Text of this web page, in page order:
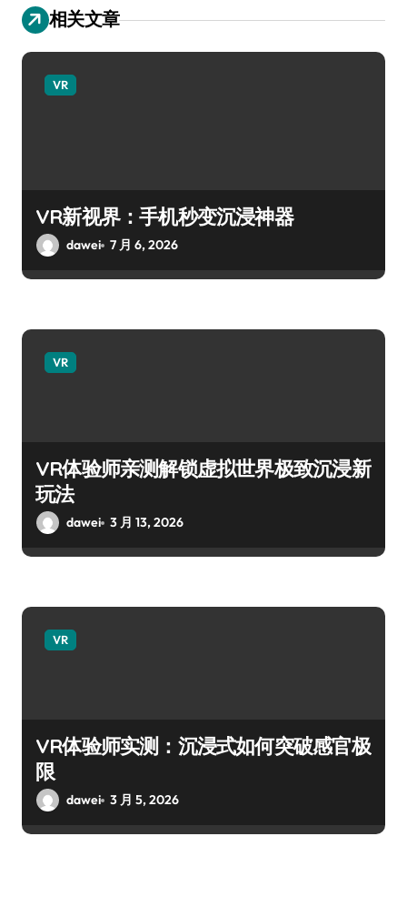
相关文章
VR
VR新视界：手机秒变沉浸神器
dawei 7 月 6, 2026
VR
VR体验师亲测解锁虚拟世界极致沉浸新
玩法
dawei 3 月 13, 2026
VR
VR体验师实测：沉浸式如何突破感官极
限
dawei 3 月 5, 2026